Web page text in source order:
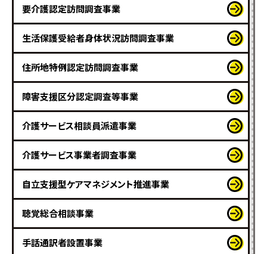
要介護認定訪問調査事業
生活保護受給者身体状況訪問調査事業
住所地特例認定訪問調査事業
障害支援区分認定調査等事業
介護サービス相談員派遣事業
介護サービス事業者調査事業
自立支援型ケアマネジメント推進事業
聴覚総合相談事業
手話通訳者設置事業